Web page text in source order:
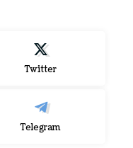
Twitter
Telegram